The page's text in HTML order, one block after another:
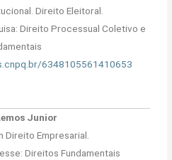
Direito Eleitoral.
Direito Processual Coletivo e
6348105561410653
Junior
Direito Empresarial.
Direitos Fundamentais